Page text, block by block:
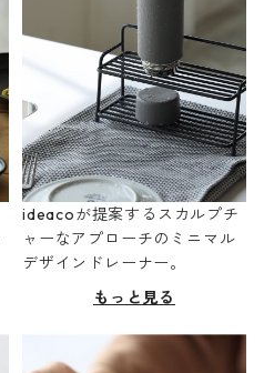
ideacoが提案するスカルプチ
ャーなアプローチのミニマル
デザインドレーナー。
もっと見る